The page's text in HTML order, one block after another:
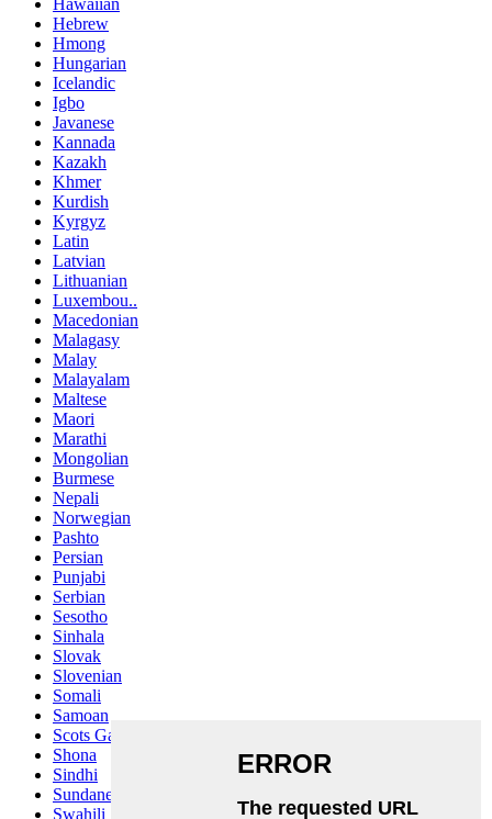
Hawaiian
Hebrew
Hmong
Hungarian
Icelandic
Igbo
Javanese
Kannada
Kazakh
Khmer
Kurdish
Kyrgyz
Latin
Latvian
Lithuanian
Luxembou..
Macedonian
Malagasy
Malay
Malayalam
Maltese
Maori
Marathi
Mongolian
Burmese
Nepali
Norwegian
Pashto
Persian
Punjabi
Serbian
Sesotho
Sinhala
Slovak
Slovenian
Somali
Samoan
Scots Gaelic
Shona
Sindhi
Sundanese
Swahili